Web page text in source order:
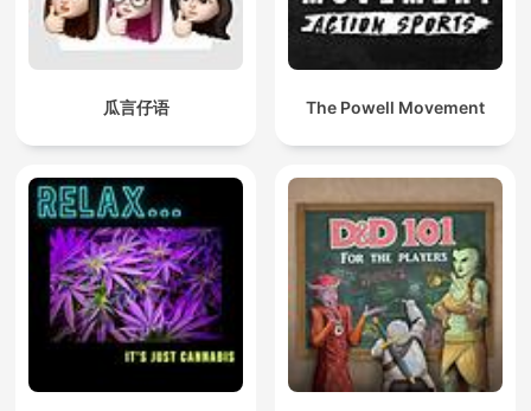
瓜言仔语 The Powell Movement